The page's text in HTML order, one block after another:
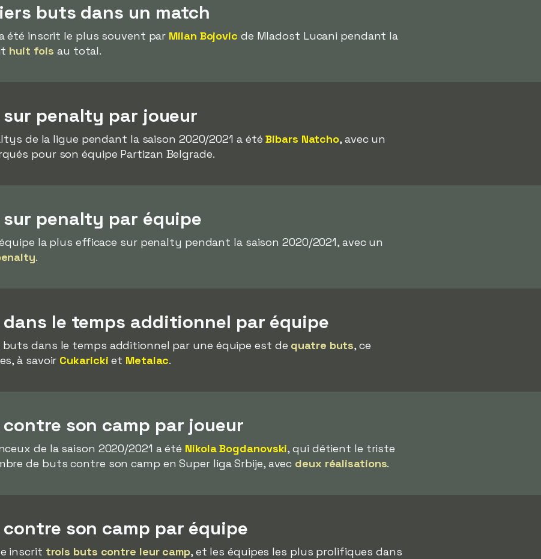
buts dans un match
été inscrit le plus souvent par Milan Bojovic de Mladost Lucani pendant la
huit fois au total.
penalty par joueur
de la ligue pendant la saison 2020/2021 a étéBibars Natcho, avec un
pour son équipe Partizan Belgrade.
penalty par équipe
la plus efficace sur penalty pendant la saison 2020/2021, avec un
.
le temps additionnel par équipe
dans le temps additionnel par une équipe est de quatre buts, ce
à savoir Cukaricki et Metalac.
son camp par joueur
de la saison 2020/2021 a été Nikola Bogdanovski, qui détient le triste
de buts contre son camp en Super liga Srbije, avec deux réalisations.
son camp par équipe
inscrit trois buts contre leur camp, et les équipes les plus prolifiques dans